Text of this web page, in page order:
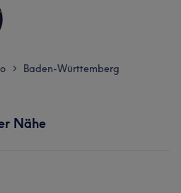
> Baden-Württemberg
Nähe